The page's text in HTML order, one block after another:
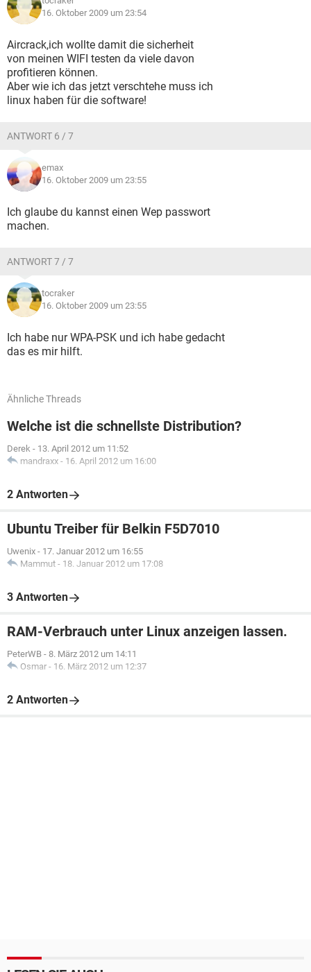
16. Oktober 2009 um 23:54
Aircrack,ich wollte damit die sicherheit
von meinen WIFI testen da viele davon
profitieren können.
Aber wie ich das jetzt verschtehe muss ich
linux haben für die software!
ANTWORT 6 / 7
emax
16. Oktober 2009 um 23:55
Ich glaube du kannst einen Wep passwort
machen.
ANTWORT 7 / 7
tocraker
16. Oktober 2009 um 23:55
Ich habe nur WPA-PSK und ich habe gedacht
das es mir hilft.
Ähnliche Threads
Welche ist die schnellste Distribution?
Derek - 13. April 2012 um 11:52
mandraxx - 16. April 2012 um 16:00
2 Antworten
Ubuntu Treiber für Belkin F5D7010
Uwenix - 17. Januar 2012 um 16:55
Mammut - 18. Januar 2012 um 17:08
3 Antworten
RAM-Verbrauch unter Linux anzeigen lassen.
PeterWB - 8. März 2012 um 14:11
Osmar - 16. März 2012 um 12:37
2 Antworten